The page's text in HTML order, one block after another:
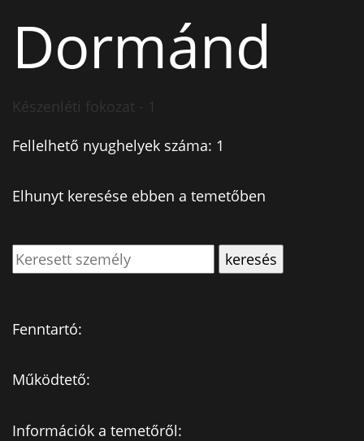
Dormánd
Készenléti fokozat - 1
Fellelhető nyughelyek száma: 1
Elhunyt keresése ebben a temetőben
Fenntartó:
Működtető:
Információk a temetőről: